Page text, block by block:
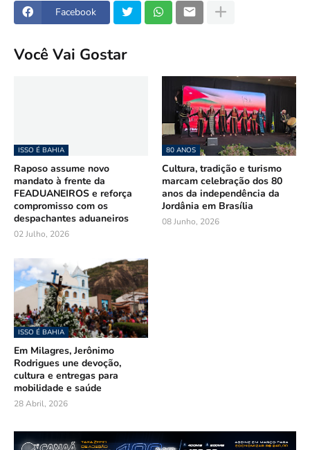
Facebook
Você Vai Gostar
ISSO É BAHIA
Raposo assume novo
mandato à frente da
FEADUANEIROS e reforça
compromisso com os
despachantes aduaneiros
02 Julho, 2026
80 ANOS
Cultura, tradição e turismo
marcam celebração dos 80
anos da independência da
Jordânia em Brasília
08 Junho, 2026
ISSO É BAHIA
Em Milagres, Jerônimo
Rodrigues une devoção,
cultura e entregas para
mobilidade e saúde
28 Abril, 2026